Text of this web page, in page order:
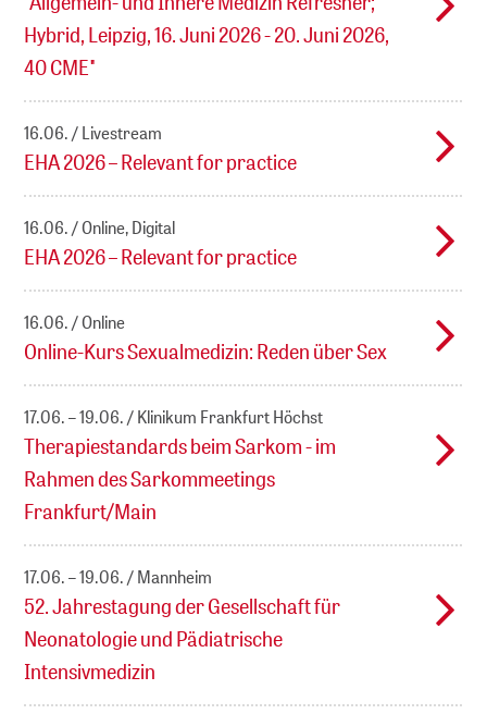
Hybrid, Leipzig, 16. Juni 2026 - 20. Juni 2026,
40 CME"
16.06. Livestream
EHA 2026 – Relevant for practice
16.06. Online, Digital
EHA 2026 – Relevant for practice
16.06. Online
Online-Kurs Sexualmedizin: Reden über Sex
17.06. – 19.06. Klinikum Frankfurt Höchst
Therapiestandards beim Sarkom - im
Rahmen des Sarkommeetings
Frankfurt/Main
17.06. – 19.06. Mannheim
52. Jahrestagung der Gesellschaft für
Neonatologie und Pädiatrische
Intensivmedizin